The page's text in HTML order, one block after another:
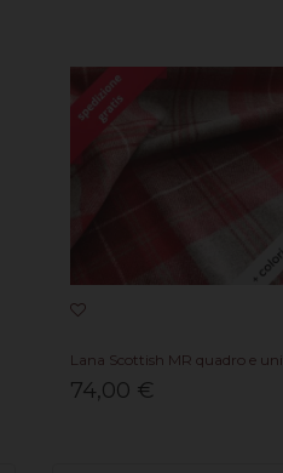
Lana Scottish MR quadro e
74,00 €